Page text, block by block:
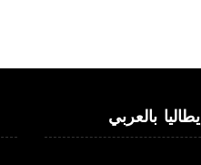
إيطاليا بالعربي